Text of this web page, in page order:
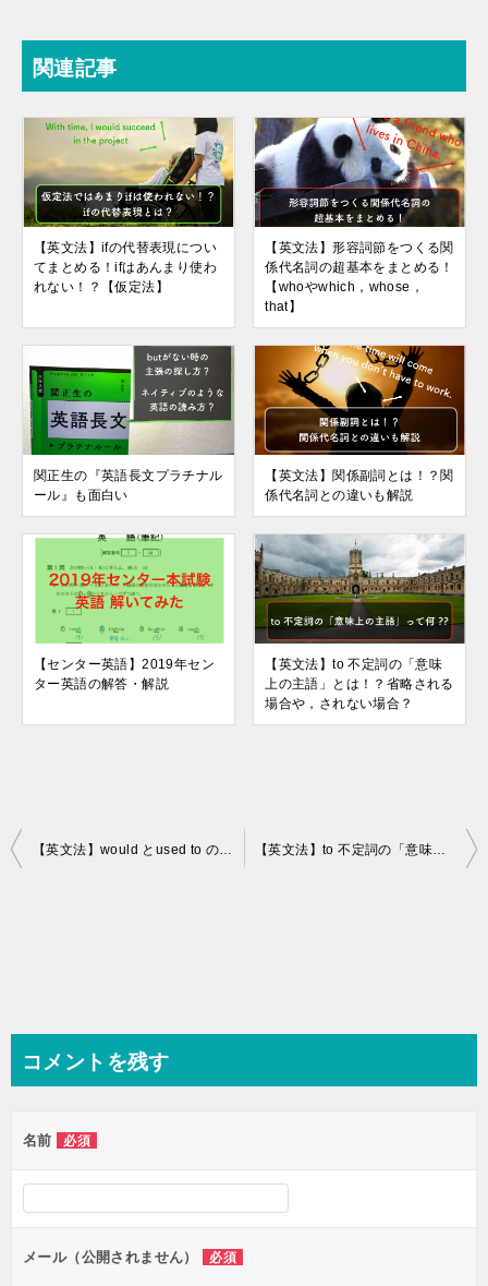
関連記事
【英文法】ifの代替表現につい
てまとめる！ifはあんまり使わ
れない！？【仮定法】
【英文法】形容詞節をつくる関
係代名詞の超基本をまとめる！
【whoやwhich，whose，
that】
関正生の『英語長文プラチナル
ール』も面白い
【英文法】関係副詞とは！？関
係代名詞との違いも解説
【センター英語】2019年セン
ター英語の解答・解説
【英文法】to 不定詞の「意味
上の主語」とは！？省略される
場合や，されない場合？
投
シ
ョ
コメントを残す
名前 必須
メール（公開されません） 必須